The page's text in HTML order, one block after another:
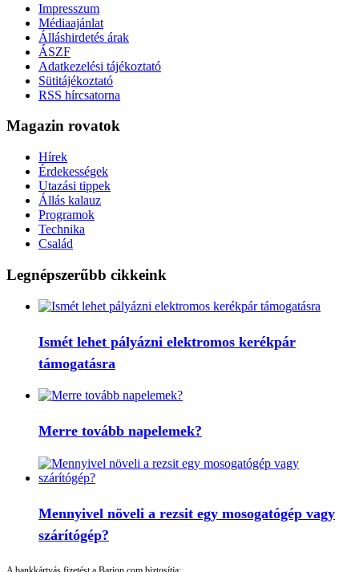
Impresszum
Médiaajánlat
Álláshirdetés árak
ÁSZF
Adatkezelési tájékoztató
Sütitájékoztató
RSS hírcsatorna
Magazin rovatok
Hírek
Érdekességek
Utazási tippek
Állás kalauz
Programok
Technika
Család
Legnépszerűbb cikkeink
Ismét lehet pályázni elektromos kerékpár
támogatásra
Merre tovább napelemek?
Mennyivel növeli a rezsit egy mosogatógép vagy
szárítógép?